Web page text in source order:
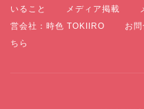
いること
メディア掲載
営会社：時色 TOKIIRO
お
ちら